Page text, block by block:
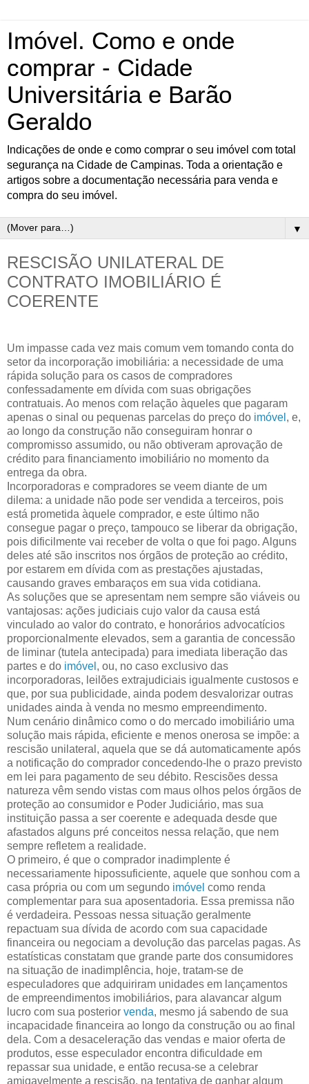
Imóvel. Como e onde
comprar - Cidade
Universitária e Barão
Geraldo
Indicações de onde e como comprar o seu imóvel com total
segurança na Cidade de Campinas. Toda a orientação e
artigos sobre a documentação necessária para venda e
compra do seu imóvel.
▼
RESCISÃO UNILATERAL DE
CONTRATO IMOBILIÁRIO É
COERENTE
Um impasse cada vez mais comum vem tomando conta do
setor da incorporação imobiliária: a necessidade de uma
rápida solução para os casos de compradores
confessadamente em dívida com suas obrigações
contratuais. Ao menos com relação àqueles que pagaram
apenas o sinal ou pequenas parcelas do preço do imóvel , e,
ao longo da construção não conseguiram honrar o
compromisso assumido, ou não obtiveram aprovação de
crédito para financiamento imobiliário no momento da
entrega da obra.
Incorporadoras e compradores se veem diante de um
dilema: a unidade não pode ser vendida a terceiros, pois
está prometida àquele comprador, e este último não
consegue pagar o preço, tampouco se liberar da obrigação,
pois dificilmente vai receber de volta o que foi pago. Alguns
deles até são inscritos nos órgãos de proteção ao crédito,
por estarem em dívida com as prestações ajustadas,
causando graves embaraços em sua vida cotidiana.
As soluções que se apresentam nem sempre são viáveis ou
vantajosas: ações judiciais cujo valor da causa está
vinculado ao valor do contrato, e honorários advocatícios
proporcionalmente elevados, sem a garantia de concessão
de liminar (tutela antecipada) para imediata liberação das
partes e do imóvel , ou, no caso exclusivo das
incorporadoras, leilões extrajudiciais igualmente custosos e
que, por sua publicidade, ainda podem desvalorizar outras
unidades ainda à venda no mesmo empreendimento.
Num cenário dinâmico como o do mercado imobiliário uma
solução mais rápida, eficiente e menos onerosa se impõe: a
rescisão unilateral, aquela que se dá automaticamente após
a notificação do comprador concedendo-lhe o prazo previsto
em lei para pagamento de seu débito. Rescisões dessa
natureza vêm sendo vistas com maus olhos pelos órgãos de
proteção ao consumidor e Poder Judiciário, mas sua
instituição passa a ser coerente e adequada desde que
afastados alguns pré conceitos nessa relação, que nem
sempre refletem a realidade.
O primeiro, é que o comprador inadimplente é
necessariamente hipossuficiente, aquele que sonhou com a
casa própria ou com um segundo imóvel como renda
complementar para sua aposentadoria. Essa premissa não
é verdadeira. Pessoas nessa situação geralmente
repactuam sua dívida de acordo com sua capacidade
financeira ou negociam a devolução das parcelas pagas. As
estatísticas constatam que grande parte dos consumidores
na situação de inadimplência, hoje, tratam-se de
especuladores que adquiriram unidades em lançamentos
de empreendimentos imobiliários, para alavancar algum
lucro com sua posterior venda, mesmo já sabendo de sua
incapacidade financeira ao longo da construção ou ao final
dela. Com a desaceleração das vendas e maior oferta de
produtos, esse especulador encontra dificuldade em
repassar sua unidade, e então recusa-se a celebrar
amigavelmente a rescisão, na tentativa de ganhar algum